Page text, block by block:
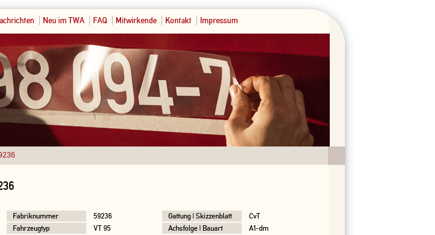
Neu im TWA FAQ Mitwirkende Kontakt Impressum
Fabriknummer 59236 Gattung | Skizzenblatt
CvT
Fahrzeugtyp VT 95 Achsfolge | Bauart
A1-dm